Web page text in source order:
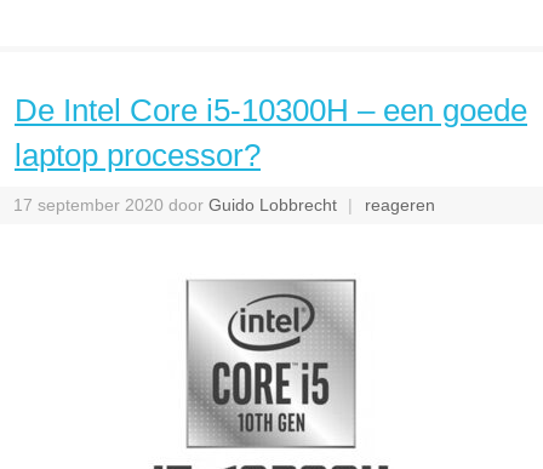
De Intel Core i5-10300H – een goede
laptop processor?
17 september 2020 door Guido Lobbrecht reageren